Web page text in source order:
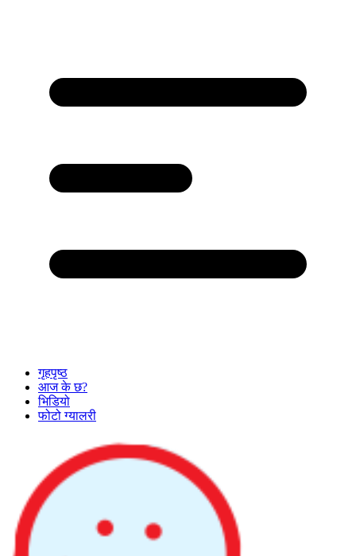
गृहपृष्ठ
आज के छ?
भिडियो
फोटो ग्यालरी